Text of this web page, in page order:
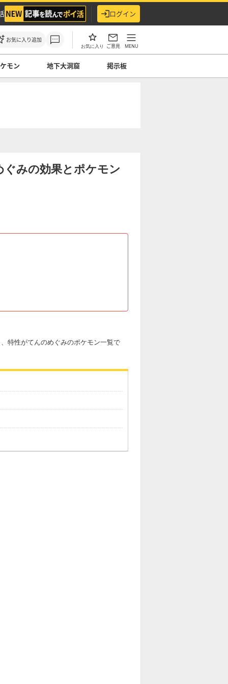
ログイン
お気に入り追加
お気に入り ご意見 MENU
モン 地下大洞窟 掲示板
みの効果とポケモン
特性がてんのめぐみのポケモン一覧で